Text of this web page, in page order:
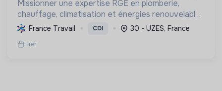
Missionner une expertise RGE en plomberie,
chauffage, climatisation et énergies renouvelables
pour les particuliers, professionnels et
collectivités, œuvrant pour la transition
énergétique et l'effica...
France Travail CDI 30 - UZES, France
Hier